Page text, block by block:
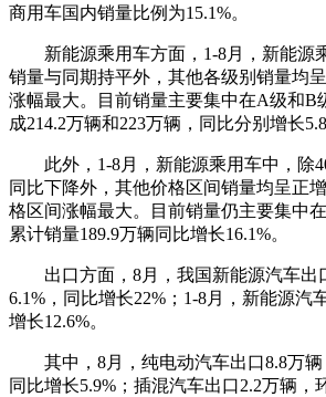
商用车国内销量比例为15.1%。
新能源乘用车方面，1-8月，新能源
销量与同期持平外，其他各级别销量均
涨幅最大。目前销量主要集中在A级和B
成214.2万辆和223万辆，同比分别增长
此外，1-8月，新能源乘用车中，除
同比下降外，其他价格区间销量均呈正
格区间涨幅最大。目前销量仍主要集中在
累计销量189.9万辆同比增长16.1%。
出口方面，8月，我国新能源汽车出
6.1%，同比增长22%；1-8月，新能源汽
增长12.6%。
其中，8月，纯电动汽车出口8.8万辆
同比增长5.9%；插混汽车出口2.2万辆，